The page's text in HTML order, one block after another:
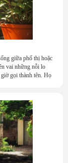
giữa phố thị hoặc
vai những nỗi lo
gọi thành tên. Họ
tin cũ kỹ rằng: dẫu